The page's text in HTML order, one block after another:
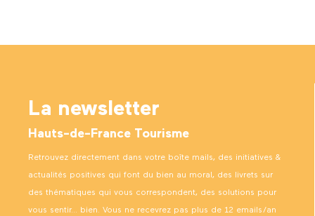
La newsletter
Hauts-de-France Tourisme
Retrouvez directement dans votre boîte mails, des initiatives &
actualités positives qui font du bien au moral, des livrets sur
des thématiques qui vous correspondent, des solutions pour
vous sentir… bien. Vous ne recevrez pas plus de 12 emails/an